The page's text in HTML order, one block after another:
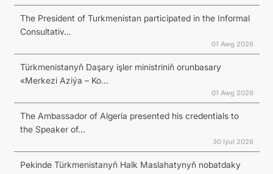
The President of Turkmenistan participated in the Informal
Consultativ...
01 Awg 2026
Türkmenistanyň Daşary işler ministriniň orunbasary
«Merkezi Aziýa – Ko...
01 Awg 2026
The Ambassador of Algeria presented his credentials to
the Speaker of...
30 Iýul 2026
Pekinde Türkmenistanyň Halk Maslahatynyň nobatdaky